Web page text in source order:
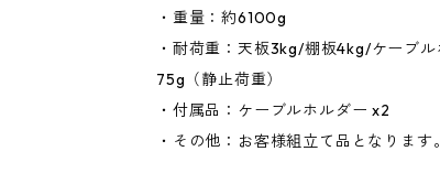
・重量：約6100g
・耐荷重：天板3kg/棚板4kg/ケーブル
75g（静止荷重）
・付属品：ケーブルホルダー x2
・その他：お客様組立て品となります。